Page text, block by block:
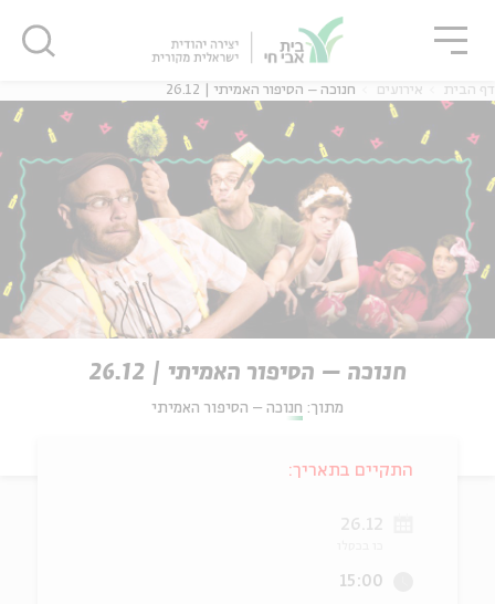
דף הבית אירועים חנוכה – הסיפור האמיתי | 26.12
חנוכה – הסיפור האמיתי | 26.12
מתוך: חנוכה – הסיפור האמיתי
התקיים בתאריך:
26.12
15:00
סגור